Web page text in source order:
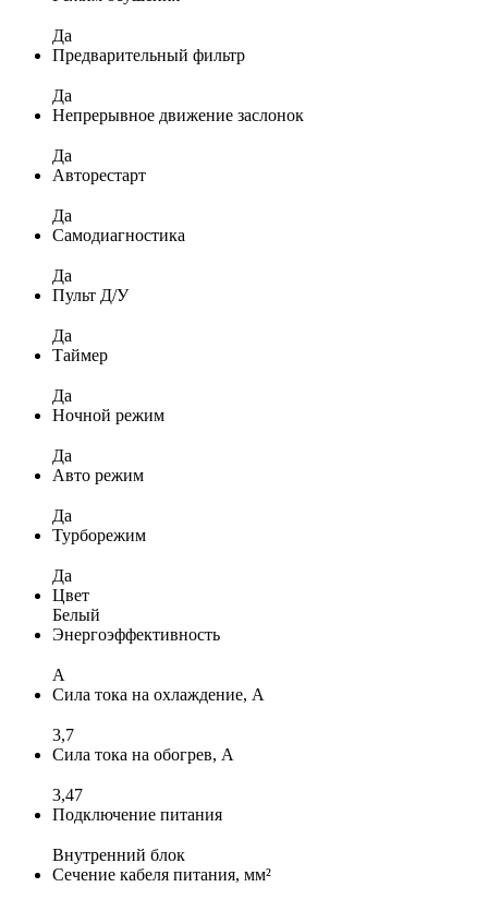
Да
Предварительный фильтр
Да
Непрерывное движение заслонок
Да
Авторестарт
Да
Самодиагностика
Да
Пульт Д/У
Да
Таймер
Да
Ночной режим
Да
Авто режим
Да
Турборежим
Да
Цвет
Белый
Энергоэффективность
A
Сила тока на охлаждение, А
3,7
Сила тока на обогрев, А
3,47
Подключение питания
Внутренний блок
Сечение кабеля питания, мм²